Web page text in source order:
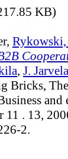
KB)
Rykowski,
, J.
Bricks,
11 . 13,
2.